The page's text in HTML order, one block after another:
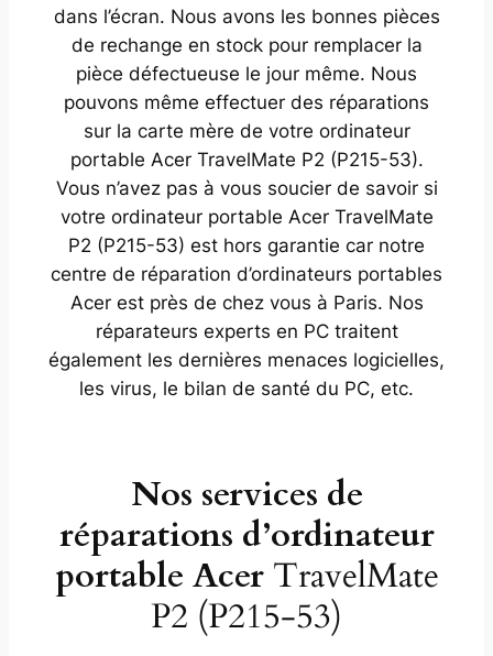
dans l’écran. Nous avons les bonnes pièces
de rechange en stock pour remplacer la
pièce défectueuse le jour même. Nous
pouvons même effectuer des réparations
sur la carte mère de votre ordinateur
portable Acer TravelMate P2 (P215-53).
Vous n’avez pas à vous soucier de savoir si
votre ordinateur portable Acer TravelMate
P2 (P215-53) est hors garantie car notre
centre de réparation d’ordinateurs portables
Acer est près de chez vous à Paris. Nos
réparateurs experts en PC traitent
également les dernières menaces logicielles,
les virus, le bilan de santé du PC, etc.
Nos services de
réparations d’ordinateur
portable AcerTravelMate
P2 (P215-53)